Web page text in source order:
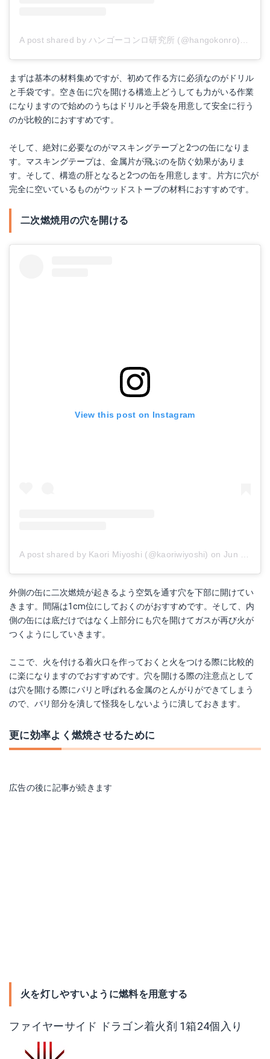
A post shared by ハンゴーコンロ研究所 (@hangokonro)
on
まずは基本の材料集めですが、初めて作る方に必須なのがドリル
と手袋です。空き缶に穴を開ける構造上どうしても力がいる作業
になりますので始めのうちはドリルと手袋を用意して安全に行う
のが比較的におすすめです。
そして、絶対に必要なのがマスキングテープと2つの缶になりま
す。マスキングテープは、金属片が飛ぶのを防ぐ効果がありま
す。そして、構造の肝となると2つの缶を用意します。片方に穴が
完全に空いているものがウッドストーブの材料におすすめです。
二次燃焼用の穴を開ける
View this post on Instagram
A post shared by Kaori Miyoshi (@kaoriwiyoshi) onJun 30, 2018 at 10:55pm PDT
外側の缶に二次燃焼が起きるよう空気を通す穴を下部に開けてい
きます。間隔は1cm位にしておくのがおすすめです。そして、内
側の缶には底だけではなく上部分にも穴を開けてガスが再び火が
つくようにしていきます。
ここで、火を付ける着火口を作っておくと火をつける際に比較的
に楽になりますのでおすすめです。穴を開ける際の注意点として
は穴を開ける際にバリと呼ばれる金属のとんがりができてしまう
ので、バリ部分を潰して怪我をしないように潰しておきます。
更に効率よく燃焼させるために
広告の後に記事が続きます
火を灯しやすいように燃料を用意する
ファイヤーサイド ドラゴン着火剤 1箱24個入り